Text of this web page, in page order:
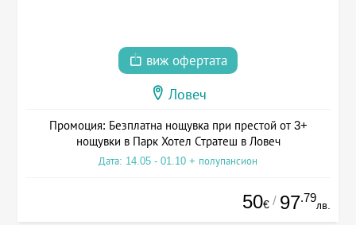
виж офертата
Ловеч
Промоция: Безплатна нощувка при престой от 3+
нощувки в Парк Хотел Стратеш в Ловеч
Дата: 14.05 - 01.10 + полупансион
50€ / 97.79
лв.